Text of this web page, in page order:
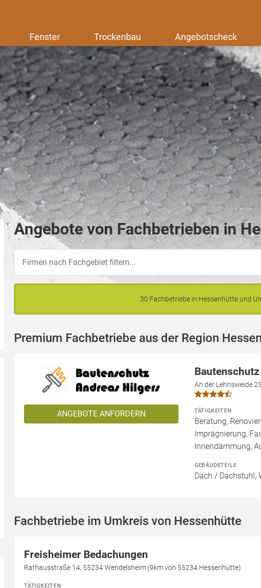
Fenster Trockenbau Angebotscheck
Angebote von Fachbetrieben in
30 Fachbetriebe in Hessenhütte und
Premium Fachbetriebe aus der Region
ANGEBOTE ANFORDERN
An der Lehnsweide
TÄTIGKEITEN
Beratung,
Imprägnierung,
Innendämmung,
GEBÄUDETEILE
Dach / Dachstuhl,
Fachbetriebe im Umkreis von Hessenhütte
Freisheimer Bedachungen
Rathausstraße 14, 55234 Wendelsheim (9km von 55234 Hessenhütte)
TÄTIGKEITEN